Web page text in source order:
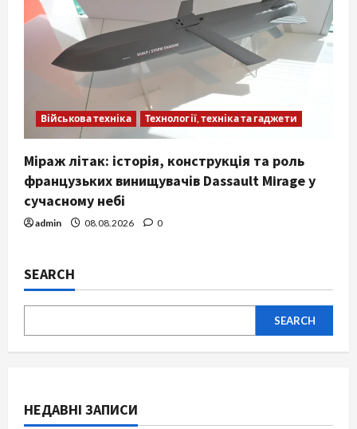
Військова техніка Технології, техніка та гаджети
Міраж літак: історія, конструкція та роль
французьких винищувачів Dassault Mirage у
сучасному небі
admin 08.08.2026 0
SEARCH
SEARCH
НЕДАВНІ ЗАПИСИ